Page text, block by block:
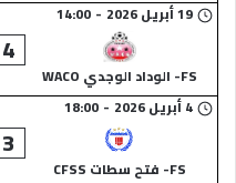
19 أبريل 2026 -
14:00
FS- الوداد الوجدي WACO
4
4 أبريل 2026 -
18:00
FS- فتح سطات CFSS
3